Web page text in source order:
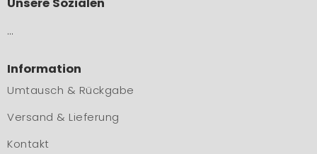
…
Information
Umtausch & Rückgabe
Versand & Lieferung
Kontakt